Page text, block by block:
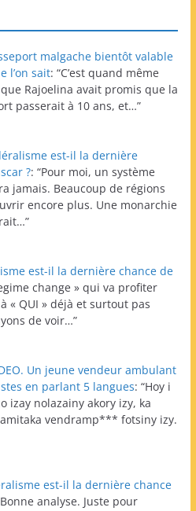
malgache bientôt valable
l’on sait: “C’est quand même
Rajoelina avait promis que la
passerait à 10 ans, et…”
est-il la dernière
?: “Pour moi, un système
jamais. Beaucoup de régions
encore plus. Une monarchie
”
est-il la dernière chance de
change » qui va profiter
« QUI » déjà et surtout pas
de voir…”
Un jeune vendeur ambulant
en parlant 5 langues: “Hoy i
izay nolazainy akory izy, ka
vendramp*** fotsiny izy.
est-il la dernière chance
Bonne analyse. Juste pour